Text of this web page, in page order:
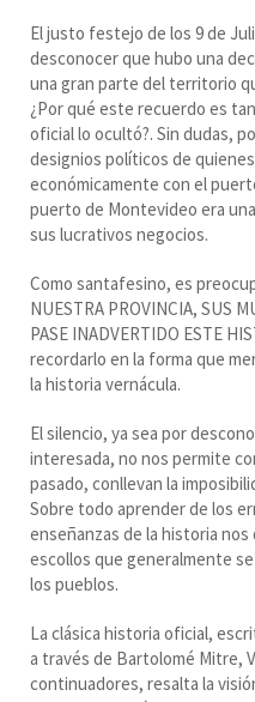
El justo festejo de los 9 de
desconocer que hubo una
una gran parte del territorio
¿Por qué este recuerdo es
oficial lo ocultó?. Sin dudas,
designios políticos de
económicamente con el
puerto de Montevideo era
sus lucrativos negocios.
Como santafesino, es
NUESTRA PROVINCIA, SUS
PASE INADVERTIDO ESTE
recordarlo en la forma que
la historia vernácula.
El silencio, ya sea por
interesada, no nos permite
pasado, conllevan la
Sobre todo aprender de los
enseñanzas de la historia
escollos que generalmente
los pueblos.
La clásica historia oficial,
a través de Bartolomé Mitre,
continuadores, resalta la